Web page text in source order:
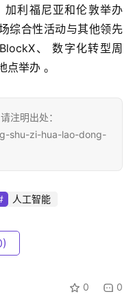
加利福尼亚和伦敦举办
综合性活动与其他领先
、 数字化转型周
举办 。
注明出处：
shu-zi-hua-lao-dong-
人工智能
0 0